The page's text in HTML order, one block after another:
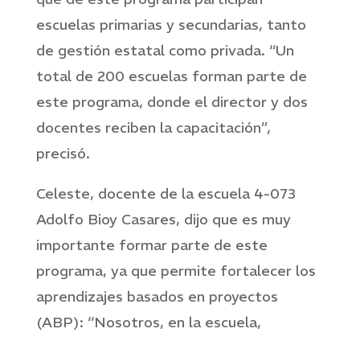
escuelas primarias y secundarias, tanto
de gestión estatal como privada. “Un
total de 200 escuelas forman parte de
este programa, donde el director y dos
docentes reciben la capacitación”,
precisó.
Celeste, docente de la escuela 4-073
Adolfo Bioy Casares, dijo que es muy
importante formar parte de este
programa, ya que permite fortalecer los
aprendizajes basados en proyectos
(ABP): “Nosotros, en la escuela,